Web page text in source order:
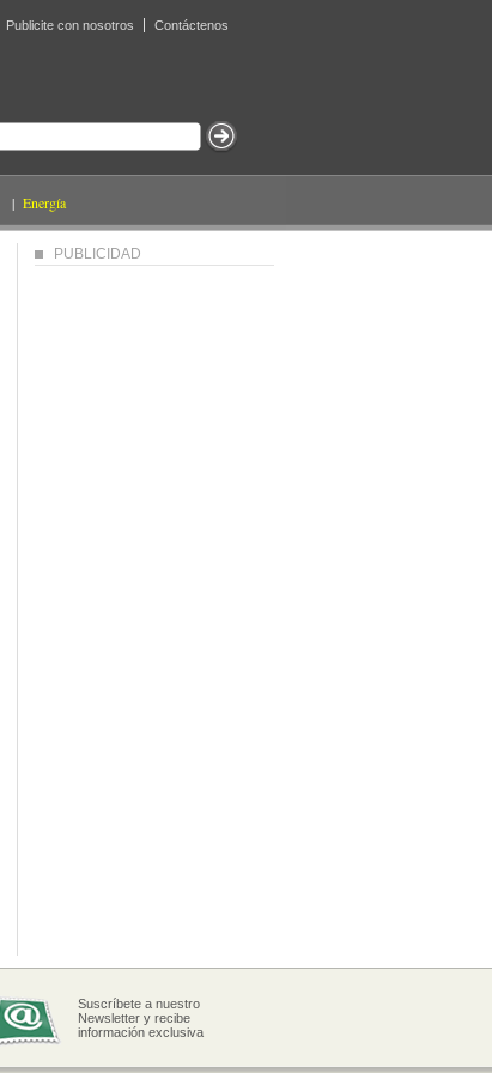
Publicite con nosotros Contáctenos
| Energía
PUBLICIDAD
Suscríbete a nuestro
Newsletter y recibe
información exclusiva